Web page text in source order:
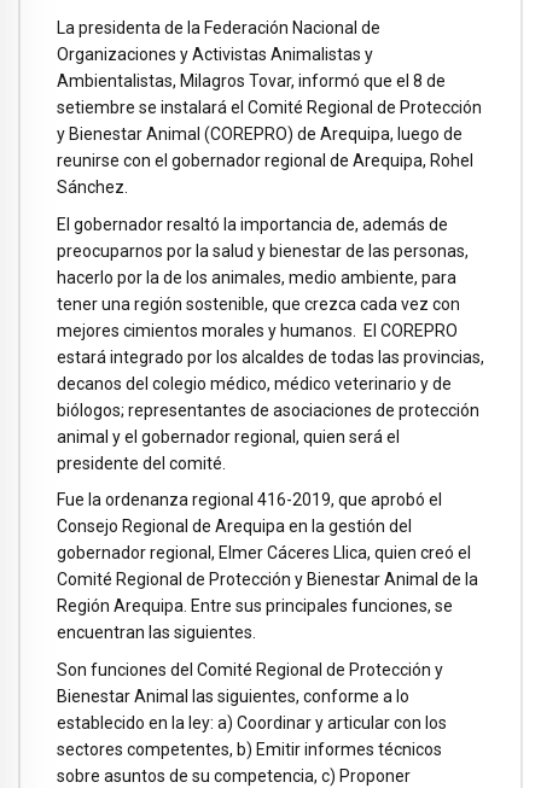
La presidenta de la Federación Nacional de
Organizaciones y Activistas Animalistas y
Ambientalistas, Milagros Tovar, informó que el 8 de
setiembre se instalará el Comité Regional de Protección
y Bienestar Animal (COREPRO) de Arequipa, luego de
reunirse con el gobernador regional de Arequipa, Rohel
Sánchez.
El gobernador resaltó la importancia de, además de
preocuparnos por la salud y bienestar de las personas,
hacerlo por la de los animales, medio ambiente, para
tener una región sostenible, que crezca cada vez con
mejores cimientos morales y humanos. El COREPRO
estará integrado por los alcaldes de todas las provincias,
decanos del colegio médico, médico veterinario y de
biólogos; representantes de asociaciones de protección
animal y el gobernador regional, quien será el
presidente del comité.
Fue la ordenanza regional 416-2019, que aprobó el
Consejo Regional de Arequipa en la gestión del
gobernador regional, Elmer Cáceres Llica, quien creó el
Comité Regional de Protección y Bienestar Animal de la
Región Arequipa. Entre sus principales funciones, se
encuentran las siguientes.
Son funciones del Comité Regional de Protección y
Bienestar Animal las siguientes, conforme a lo
establecido en la ley: a) Coordinar y articular con los
sectores competentes, b) Emitir informes técnicos
sobre asuntos de su competencia, c) Proponer